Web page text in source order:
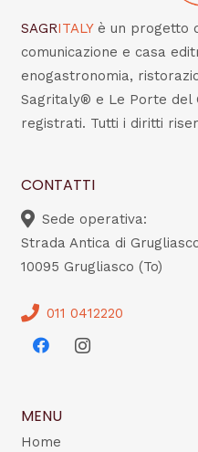
SAGRITALY è un progetto
comunicazione e casa
enogastronomia,
Sagritaly® e Le Porte del
registrati. Tutti i diritti
CONTATTI
Sede operativa:
Strada Antica di
10095 Grugliasco (To)
011 0412220
MENU
Home